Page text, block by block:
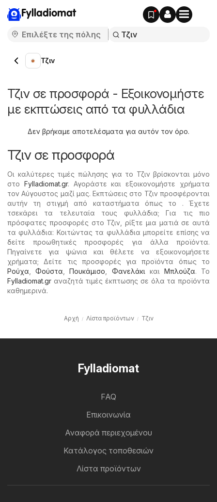
Fylladiomat
Τζιν
Τζιν σε προσφορά - Εξοικονομήστε
με εκπτώσεις από τα φυλλάδια
Δεν βρήκαμε αποτελέσματα για αυτόν τον όρο.
Τζιν σε προσφορά
Οι καλύτερες τιμές πώλησης για το Τζιν βρίσκονται μόνο
στο Fylladiomat.gr. Αγοράστε και εξοικονομήστε χρήματα
τον Αύγουστος μαζί μας. Εκπτώσεις στο Τζιν προσφέρονται
αυτήν τη στιγμή από καταστήματα όπως το . Έχετε
τσεκάρει τα τελευταία τους φυλλάδια; Για τις πιο
πρόσφατες προσφορές στο Τζιν, ρίξτε μια ματιά σε αυτά
τα φυλλάδια: Κοιτώντας τα φυλλάδια μπορείτε επίσης να
δείτε προωθητικές προσφορές για άλλα προϊόντα.
Πηγαίνετε για ψώνια και θέλετε να εξοικονομήσετε
χρήματα; Δείτε τις προσφορές για προϊόντα όπως το
Ρούχα ,Φούστα ,Πουκάμισο Φανελάκι και Μπλούζα. Το
Fylladiomat.gr αναζητά τιμές έκπτωσης σε όλα τα προϊόντα
καθημερινά.
Αρχή Λίστα προϊόντων Τζιν
Fylladiomat
FAQ
Επικοινωνία
Αναφορά περιεχομένου
Κατάλογος τοποθεσιών
Λίστα προϊόντων